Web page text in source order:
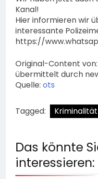
Kanal!
Hier informieren wir
interessante
https://
Original-Content
übermittelt durch
Quelle: ots
Tagged: Kriminalität
Das könnte
interessieren: